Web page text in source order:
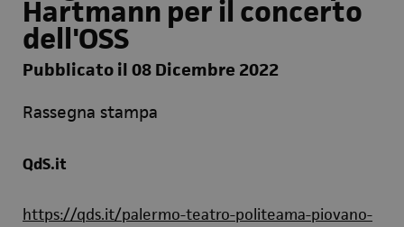
Hartmann per il concerto
dell'OSS
Pubblicato il 08 Dicembre 2022
Rassegna stampa
QdS.it
https://qds.it/palermo-teatro-politeama-piovano-